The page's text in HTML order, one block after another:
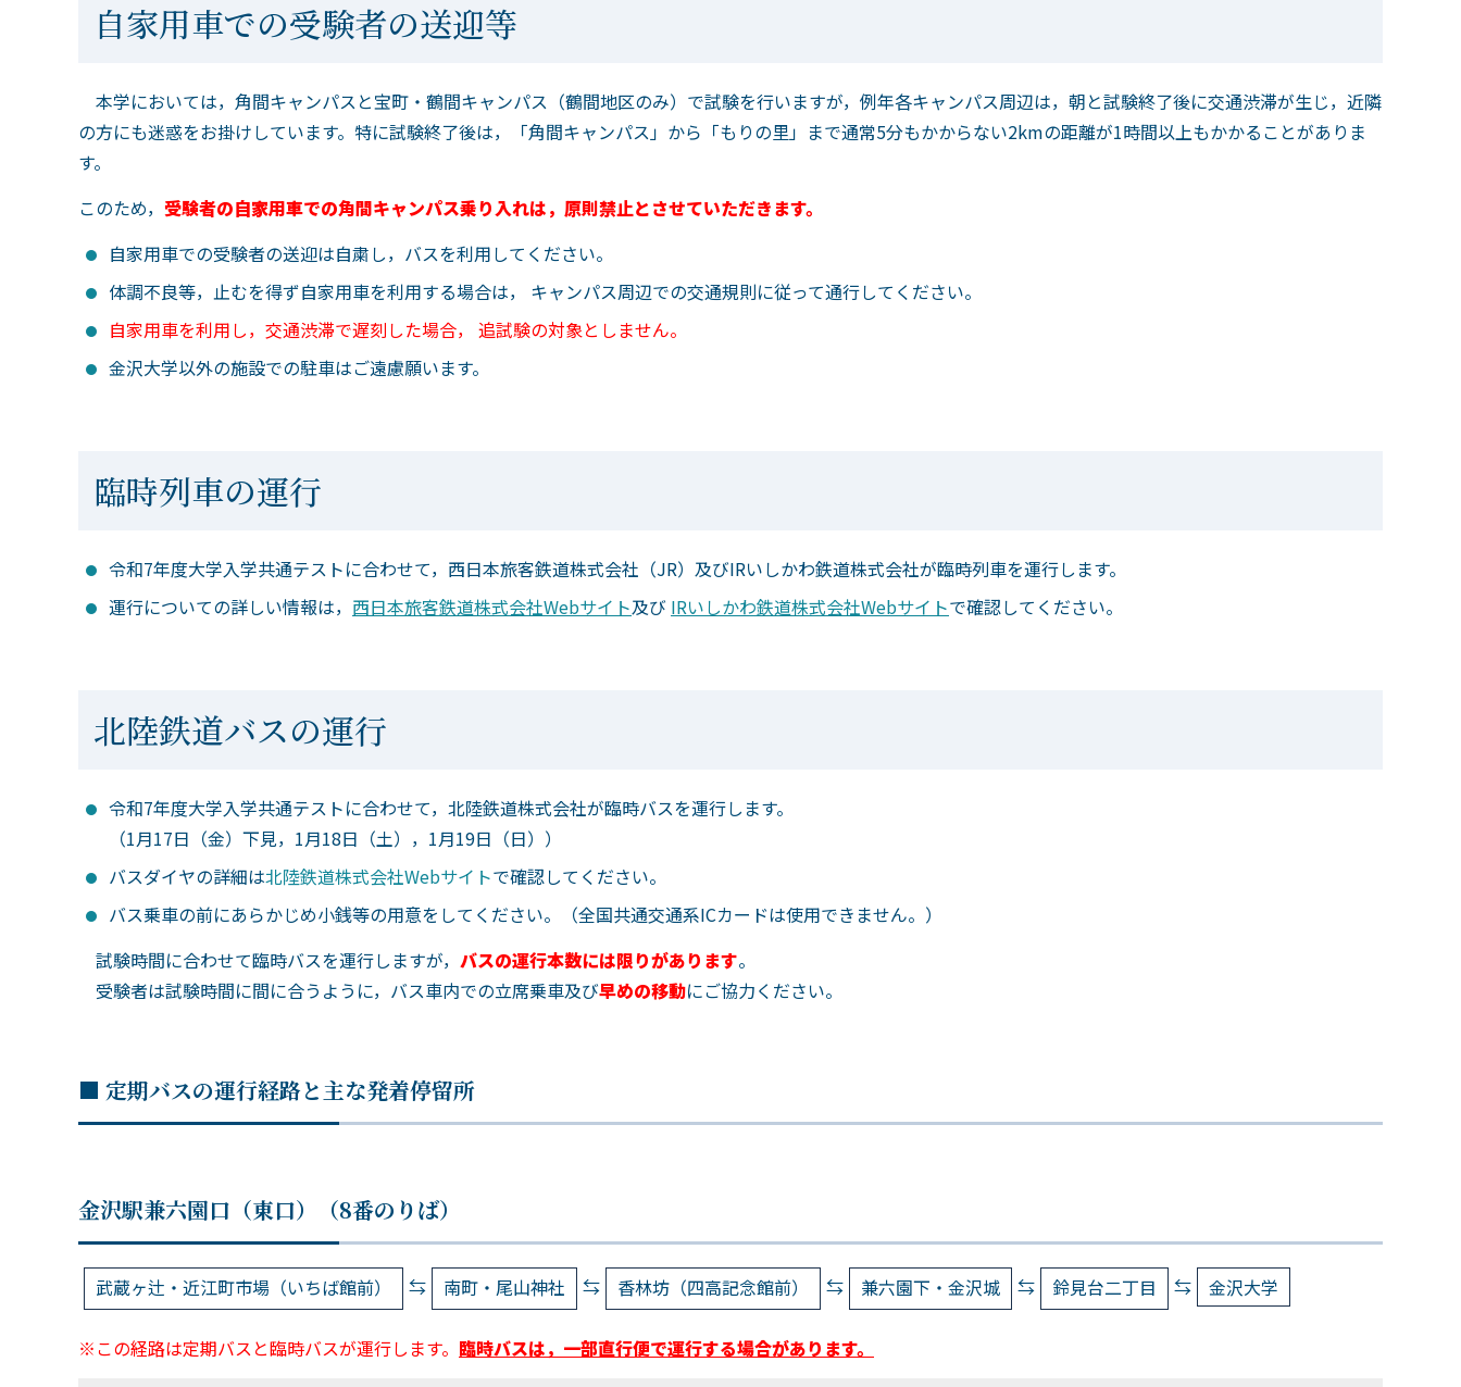
自家用車での受験者の送迎等
本学においては，角間キャンパスと宝町・鶴間キャンパス（鶴間地区のみ）で試験を行いますが，例年各キャンパス周辺は，朝と試験終了後に交通渋滞が生じ，近隣
の方にも迷惑をお掛けしています。特に試験終了後は，「角間キャンパス」から「もりの里」まで通常5分もかからない2kmの距離が1時間以上もかかることがありま
す。
このため， 受験者の自家用車での角間キャンパス乗り入れは，原則禁止とさせていただきます。
自家用車での受験者の送迎は自粛し，バスを利用してください。
体調不良等，止むを得ず自家用車を利用する場合は， キャンパス周辺での交通規則に従って通行してください。
自家用車を利用し，交通渋滞で遅刻した場合， 追試験の対象としません。
金沢大学以外の施設での駐車はご遠慮願います。
臨時列車の運行
令和7年度大学入学共通テストに合わせて，西日本旅客鉄道株式会社（JR）及びIRいしかわ鉄道株式会社が臨時列車を運行します。
運行についての詳しい情報は， 西日本旅客鉄道株式会社Webサイト及び IRいしかわ鉄道株式会社Webサイトで確認してください。
北陸鉄道バスの運行
令和7年度大学入学共通テストに合わせて，北陸鉄道株式会社が臨時バスを運行します。
（1月17日（金）下見，1月18日（土），1月19日（日））
バスダイヤの詳細は北陸鉄道株式会社Webサイトで確認してください。
バス乗車の前にあらかじめ小銭等の用意をしてください。（全国共通交通系ICカードは使用できません。）
試験時間に合わせて臨時バスを運行しますが， バスの運行本数には限りがあります。
受験者は試験時間に間に合うように，バス車内での立席乗車及び早めの移動にご協力ください。
■ 定期バスの運行経路と主な発着停留所
金沢駅兼六園口（東口）（8番のりば）
武蔵ヶ辻・近江町市場（いちば館前） ⇆ 南町・尾山神社 ⇆ 香林坊（四高記念館前） ⇆ 兼六園下・金沢城 ⇆ 鈴見台二丁目 ⇆ 金沢大学
※この経路は定期バスと臨時バスが運行します。 臨時バスは，一部直行便で運行する場合があります。